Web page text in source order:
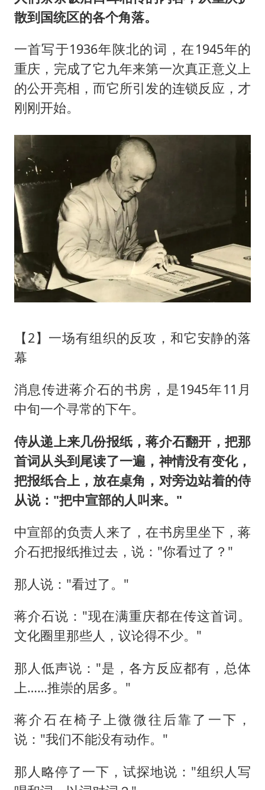
散到国统区的各个角落。
一首写于1936年陕北的词，在1945年的
重庆，完成了它九年来第一次真正意义上
的公开亮相，而它所引发的连锁反应，才
刚刚开始。
【2】一场有组织的反攻，和它安静的落
幕
消息传进蒋介石的书房，是1945年11月
中旬一个寻常的下午。
侍从递上来几份报纸，蒋介石翻开，把那
首词从头到尾读了一遍，神情没有变化，
把报纸合上，放在桌角，对旁边站着的侍
从说："把中宣部的人叫来。"
中宣部的负责人来了，在书房里坐下，蒋
介石把报纸推过去，说："你看过了？"
那人说："看过了。"
蒋介石说："现在满重庆都在传这首词。
文化圈里那些人，议论得不少。"
那人低声说："是，各方反应都有，总体
上……推崇的居多。"
蒋介石在椅子上微微往后靠了一下，
说："我们不能没有动作。"
那人略停了一下，试探地说："组织人写